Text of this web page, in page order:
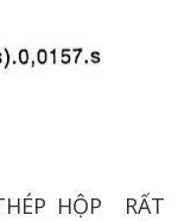
HỘP RẤT